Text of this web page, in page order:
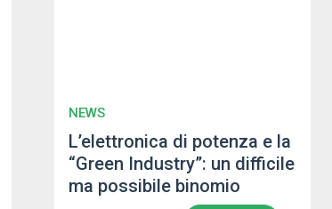
NEWS
L’elettronica di potenza e la
“Green Industry”: un difficile
ma possibile binomio